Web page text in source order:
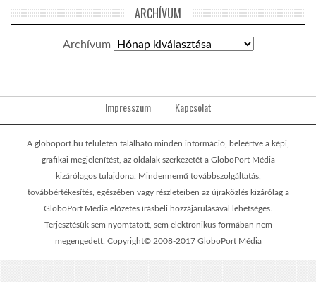
ARCHÍVUM
Archívum
Impresszum Kapcsolat
A globoport.hu felületén található minden információ, beleértve a képi,
grafikai megjelenítést, az oldalak szerkezetét a GloboPort Média
kizárólagos tulajdona. Mindennemű továbbszolgáltatás,
továbbértékesítés, egészében vagy részleteiben az újraközlés kizárólag a
GloboPort Média előzetes írásbeli hozzájárulásával lehetséges.
Terjesztésük sem nyomtatott, sem elektronikus formában nem
megengedett. Copyright© 2008-2017 GloboPort Média